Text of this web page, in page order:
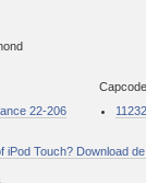
22-206
iPod Touch? Download de